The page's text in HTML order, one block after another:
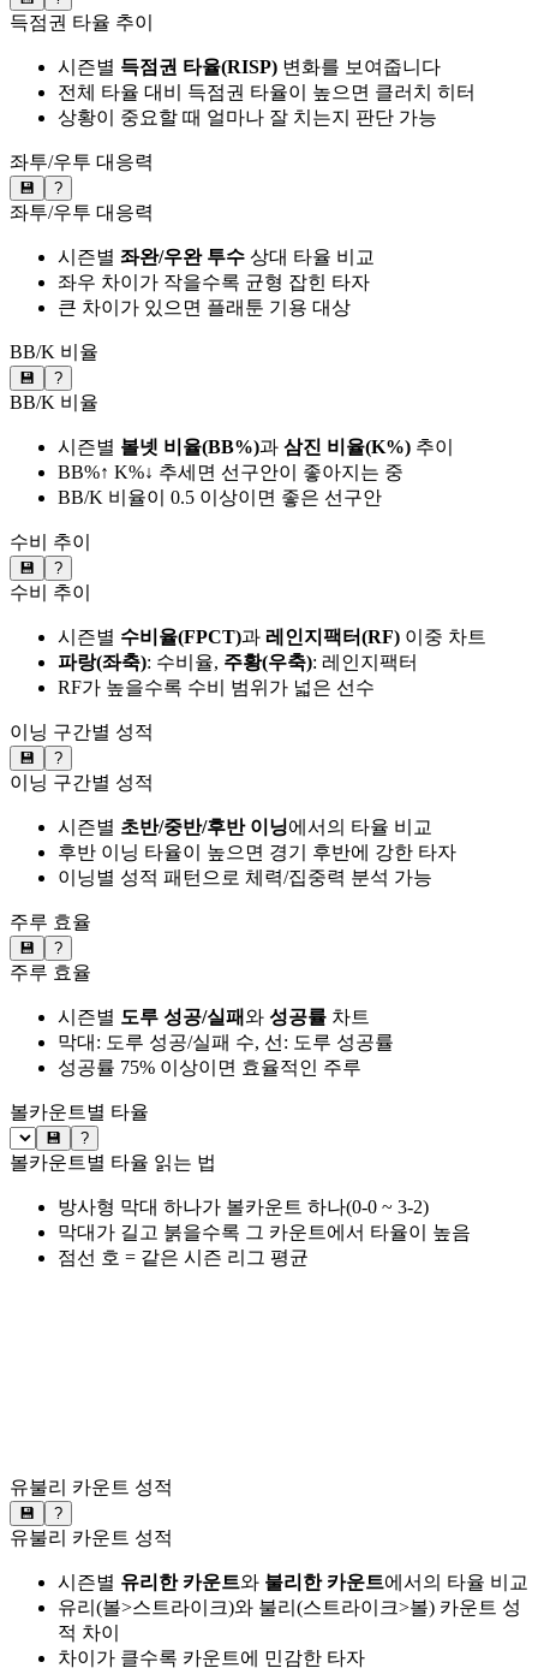
득점권 타율 추이
시즌별 득점권 타율(RISP) 변화를 보여줍니다
전체 타율 대비 득점권 타율이 높으면 클러치 히터
상황이 중요할 때 얼마나 잘 치는지 판단 가능
좌투/우투 대응력
💾 ?
좌투/우투 대응력
시즌별 좌완/우완 투수 상대 타율 비교
좌우 차이가 작을수록 균형 잡힌 타자
큰 차이가 있으면 플래툰 기용 대상
BB/K 비율
💾 ?
BB/K 비율
시즌별 볼넷 비율(BB%)과 삼진 비율(K%) 추이
BB%↑ K%↓ 추세면 선구안이 좋아지는 중
BB/K 비율이 0.5 이상이면 좋은 선구안
수비 추이
💾 ?
수비 추이
시즌별 수비율(FPCT)과 레인지팩터(RF) 이중 차트
파랑(좌축): 수비율, 주황(우축): 레인지팩터
RF가 높을수록 수비 범위가 넓은 선수
이닝 구간별 성적
💾 ?
이닝 구간별 성적
시즌별 초반/중반/후반 이닝에서의 타율 비교
후반 이닝 타율이 높으면 경기 후반에 강한 타자
이닝별 성적 패턴으로 체력/집중력 분석 가능
주루 효율
💾 ?
주루 효율
시즌별 도루 성공/실패와 성공률 차트
막대: 도루 성공/실패 수, 선: 도루 성공률
성공률 75% 이상이면 효율적인 주루
볼카운트별 타율
💾 ?
볼카운트별 타율 읽는 법
방사형 막대 하나가 볼카운트 하나(0-0 ~ 3-2)
막대가 길고 붉을수록 그 카운트에서 타율이 높음
점선 호 = 같은 시즌 리그 평균
유불리 카운트 성적
💾 ?
유불리 카운트 성적
시즌별 유리한 카운트와 불리한 카운트에서의 타율 비교
유리(볼>스트라이크)와 불리(스트라이크>볼) 카운트 성
적 차이
차이가 클수록 카운트에 민감한 타자